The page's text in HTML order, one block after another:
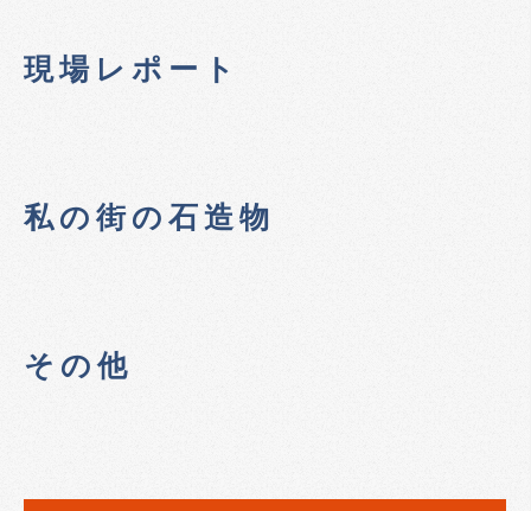
現場レポート
私の街の石造物
その他